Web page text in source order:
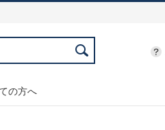
の方へ